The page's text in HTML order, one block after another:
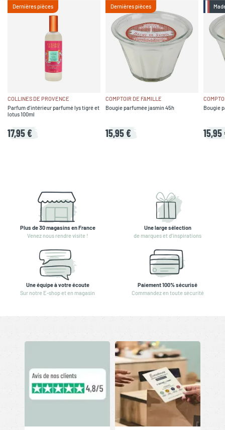
Dernières pièces
COLLINES DE PROVENCE
Parfum d'intérieur parfumé lys tigré et
lotus 100ml
17,95 €
Dernières pièces
COMPTOIR DE FAMILLE
Bougie parfumée jasmin 45h
15,95 €
Bougie
15,95
Plus de 30 magasins en France
Venez nous rendre visite !
Une large sélection
de marques et d'inspirations
Une équipe à votre écoute
Sur notre E-shop et en magasin
Paiement 100% sécurisé
Commandez en toute sécurité